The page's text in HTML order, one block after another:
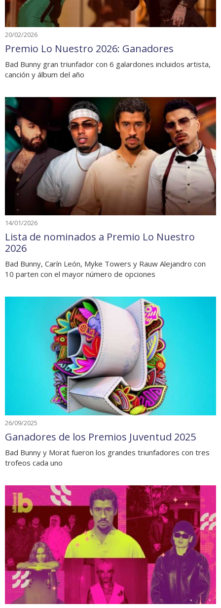
20/02/2026
Premio Lo Nuestro 2026: Ganadores
Bad Bunny gran triunfador con 6 galardones incluidos artista,
canción y álbum del año
14/01/2026
Lista de nominados a Premio Lo Nuestro
2026
Bad Bunny, Carín León, Myke Towers y Rauw Alejandro con
10 parten con el mayor número de opciones
26/09/2025
Ganadores de los Premios Juventud 2025
Bad Bunny y Morat fueron los grandes triunfadores con tres
trofeos cada uno